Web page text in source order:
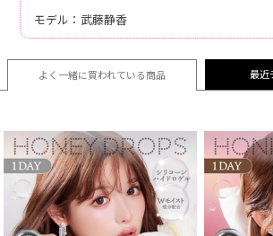
モデル：武藤静香
よく一緒に買われている商品 最近